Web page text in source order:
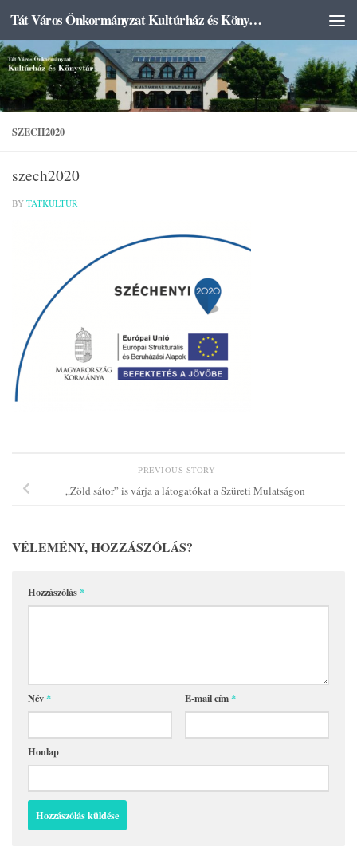
Skip to content Tát Város Önkormányzat Kultúrház és Könyvtár
SZECH2020
szech2020
BY TATKULTUR
PREVIOUS STORY
„Zöld sátor” is várja a látogatókat a Szüreti Mulatságon
VÉLEMÉNY, HOZZÁSZÓLÁS?
Hozzászólás*
Név* E-mail cím*
Honlap